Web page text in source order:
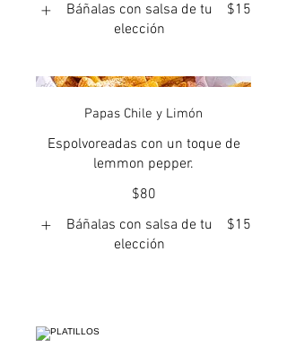
Báñalas con salsa de tu
elección
$15
Papas Chile y Limón
Espolvoreadas con un toque de
lemmon pepper.
$80
Báñalas con salsa de tu
elección
$15